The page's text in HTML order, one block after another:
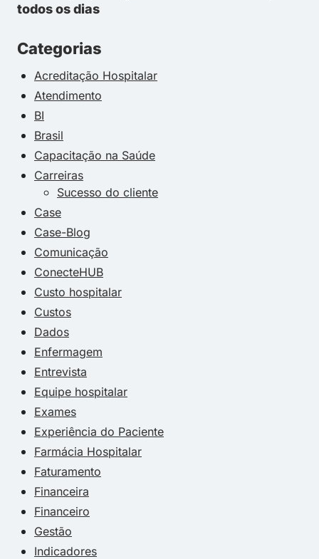
todos os dias
Categorias
Acreditação Hospitalar
Atendimento
BI
Brasil
Capacitação na Saúde
Carreiras
Sucesso do cliente
Case
Case-Blog
Comunicação
ConecteHUB
Custo hospitalar
Custos
Dados
Enfermagem
Entrevista
Equipe hospitalar
Exames
Experiência do Paciente
Farmácia Hospitalar
Faturamento
Financeira
Financeiro
Gestão
Indicadores